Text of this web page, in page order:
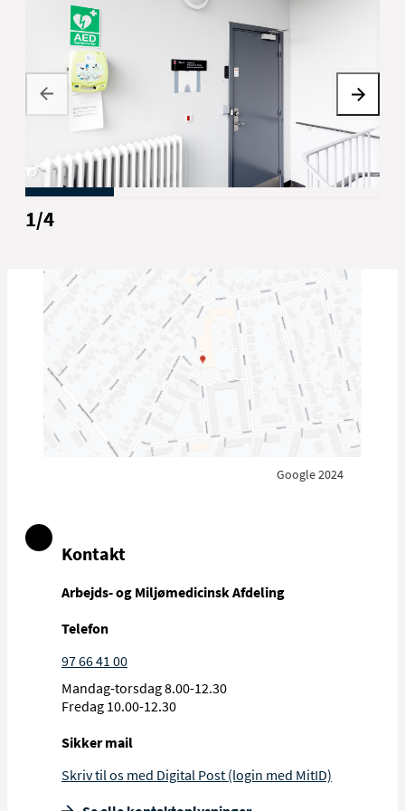
lægesekretærer.
Jakob Hjort Bønløkke
FORSKNINGSANSVARLIG
1/4
Google 2024
Kontakt
Arbejds- og Miljømedicinsk Afdeling
Telefon
97 66 41 00
Mandag-torsdag 8.00-12.30
Fredag 10.00-12.30
Sikker mail
Skriv til os med Digital Post (login med MitID)